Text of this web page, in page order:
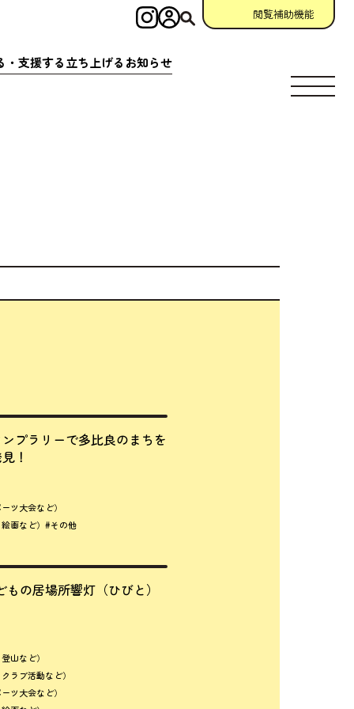
・ 支援する立ち 上げる お知らせ
インスタグラム
ログイン 閲覧補助機能
プラリーで多比良のまちを
！
ツ大会など）
画など）#その他
もの居場所響灯（ひびと）
山など）
ラブ活動など）
ツ大会など）